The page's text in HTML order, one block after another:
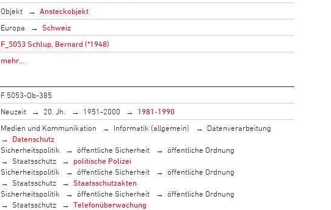
Objekt
Ansteckobjekt
Europa
Schweiz
F_5053 Schlup, Bernard (*1948)
mehr…
F 5053-Ob-385
Neuzeit 20. Jh. 1951-2000
1981-1990
Medien und Kommunikation Informatik (allgemein)
Datenverarbeitung
Datenschutz
Sicherheitspolitik
öffentliche Sicherheit
öffentliche Ordnung
Staatsschutz
politische Polizei
Sicherheitspolitik
öffentliche Sicherheit
öffentliche Ordnung
Staatsschutz
Staatsschutzakten
Sicherheitspolitik
öffentliche Sicherheit
öffentliche Ordnung
Staatsschutz
Telefonüberwachung